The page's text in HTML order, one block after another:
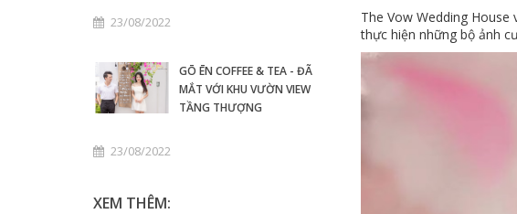
23/08/2022
GŌ ĒN COFFEE & TEA - ĐÃ
MẮT VỚI KHU VƯỜN VIEW
TẦNG THƯỢNG
23/08/2022
XEM THÊM:
The Vow Wedding
thực hiện những bộ ảnh